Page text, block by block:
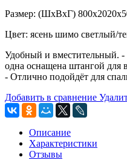
Размер: (ШхВхГ)
Цвет: ясень шимо светлый/
Удобный и вместительный.
одна оснащена штангой для
- Отлично подойдёт для
Добавить в сравнение
Описание
Характеристики
Отзывы